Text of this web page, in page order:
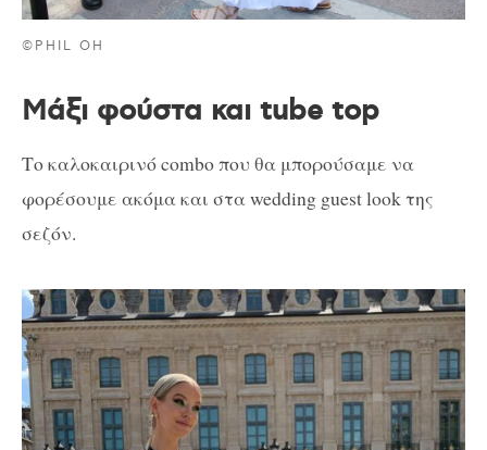
©PHIL OH
Μάξι φούστα και tube top
Το καλοκαιρινό combo που θα μπορούσαμε να
φορέσουμε ακόμα και στα wedding guest look της
σεζόν.